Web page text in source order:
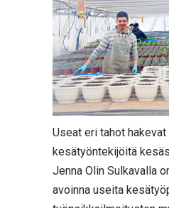
Useat eri tahot hakevat
kesätyöntekijöitä
Jenna Olin Sulkavalla
avoinna useita